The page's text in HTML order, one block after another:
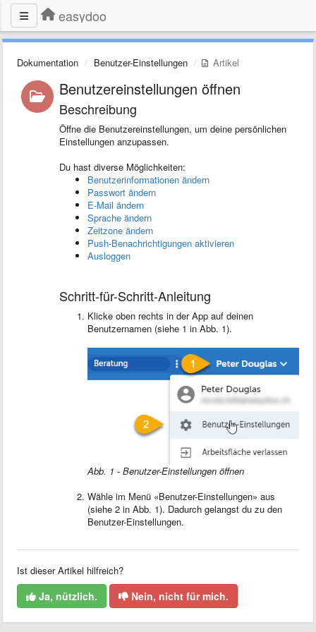
easydoo
Dokumentation Benutzer-Einstellungen Artikel
Benutzereinstellungen öffnen
Beschreibung
Öffne die Benutzereinstellungen, um deine persönlichen
Einstellungen anzupassen.
Du hast diverse Möglichkeiten:
Benutzerinformationen ändern
Passwort ändern
E-Mail ändern
Sprache ändern
Zeitzone ändern
Push-Benachrichtigungen aktivieren
Ausloggen
Schritt-für-Schritt-Anleitung
Klicke oben rechts in der App auf deinen
Benutzernamen (siehe 1 in Abb. 1).
Abb. 1 - Benutzer-Einstellungen öffnen
Wähle im Menü «Benutzer-Einstellungen» aus
(siehe 2 in Abb. 1). Dadurch gelangst du zu den
Benutzer-Einstellungen.
Ist dieser Artikel hilfreich?
Ja, nützlich. Nein, nicht für mich.